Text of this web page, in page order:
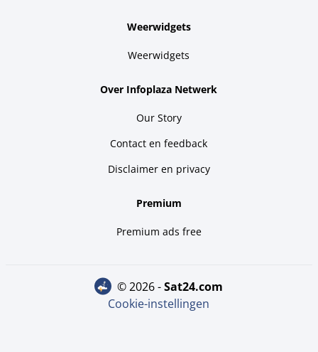
Weerwidgets
Weerwidgets
Over Infoplaza Netwerk
Our Story
Contact en feedback
Disclaimer en privacy
Premium
Premium ads free
© 2026 - sat24.com
Cookie-instellingen